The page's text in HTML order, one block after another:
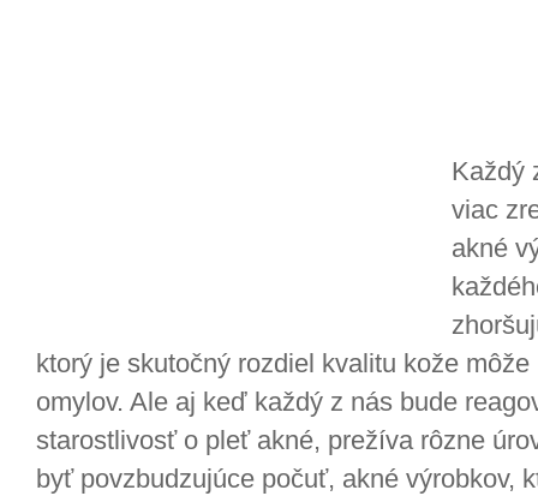
Každý
viac
akné
ktorý je skutočný rozdiel kvalitu kože
omylov. Ale aj keď každý z nás bude
starostlivosť o pleť akné, prežíva rôzne
byť povzbudzujúce počuť, akné výrobkov,